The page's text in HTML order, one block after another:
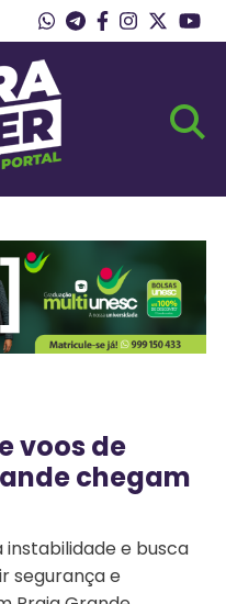
voos de
chegam
e busca
segurança e